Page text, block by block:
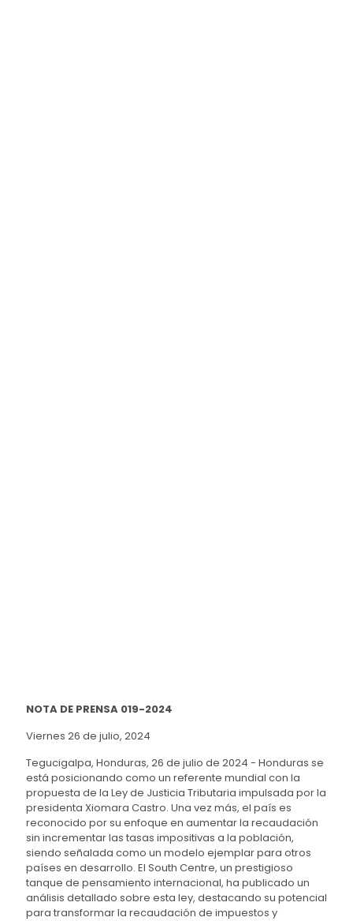
NOTA DE PRENSA 019-2024
Viernes 26 de julio, 2024
Tegucigalpa, Honduras, 26 de julio de 2024 - Honduras se
está posicionando como un referente mundial con la
propuesta de la Ley de Justicia Tributaria impulsada por la
presidenta Xiomara Castro. Una vez más, el país es
reconocido por su enfoque en aumentar la recaudación
sin incrementar las tasas impositivas a la población,
siendo señalada como un modelo ejemplar para otros
países en desarrollo. El South Centre, un prestigioso
tanque de pensamiento internacional, ha publicado un
análisis detallado sobre esta ley, destacando su potencial
para transformar la recaudación de impuestos y